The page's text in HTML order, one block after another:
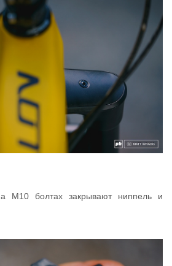
М10 болтах закрывают ниппель и